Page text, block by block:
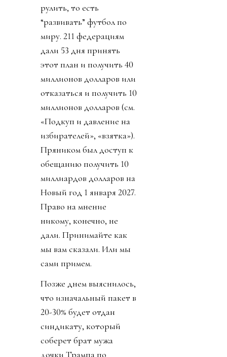
рулить, то есть
“развивать” футбол по
миру. 211 федерациям
дали 53 дня принять
этот план и получить 40
миллионов долларов или
отказаться и получить 10
миллионов долларов (см.
«Подкуп и давление на
избирателей», «взятка»).
Пряником был доступ к
обещанию получить 10
миллиардов долларов на
Новый год 1 января 2027.
Право на мнение
никому, конечно, не
дали. Принимайте как
мы вам сказали. Или мы
сами примем.
Позже днем выяснилось,
что изначальный пакет в
20-30% будет отдан
синдикату, который
соберет брат мужа
дочки Трампа по